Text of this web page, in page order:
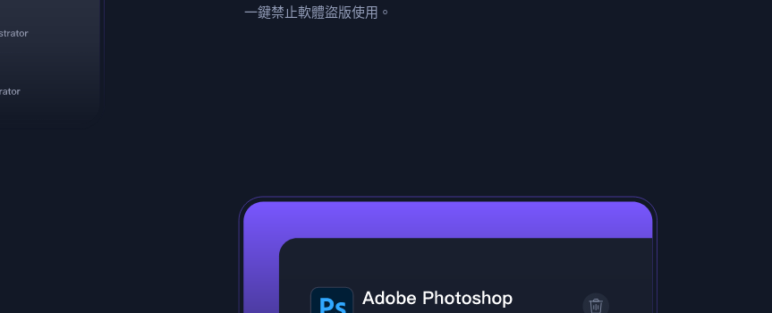
一鍵禁止軟體盜版使用。